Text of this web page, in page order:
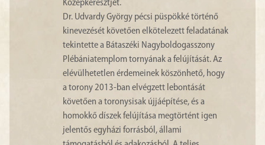
Középkeresztjét.
Dr. Udvardy György pécsi püspökké történő
kinevezését követően elkötelezett feladatának
tekintette a Bátaszéki Nagyboldogasszony
Plébániatemplom tornyának a felújítását. Az
elévülhetetlen érdemeinek köszönhető, hogy
a torony 2013-ban elvégzett lebontását
követően a toronysisak újjáépítése, és a
homokkő díszek felújítása megtörtént igen
jelentős egyházi forrásból, állami